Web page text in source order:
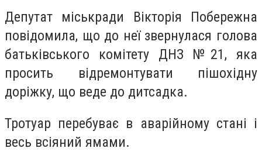
Депутат міськради Вікторія Побережна
повідомила, що до неї звернулася голова
батьківського комітету ДНЗ №21, яка
просить відремонтувати пішохідну
доріжку, що веде до дитсадка.
Тротуар перебуває в аварійному стані і
весь всіяний ямами.